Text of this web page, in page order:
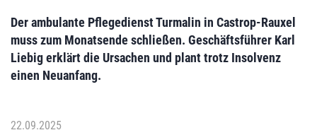
Der ambulante Pflegedienst Turmalin in Castrop-Rauxel
muss zum Monatsende schließen. Geschäftsführer Karl
Liebig erklärt die Ursachen und plant trotz Insolvenz
einen Neuanfang.
22.09.2025